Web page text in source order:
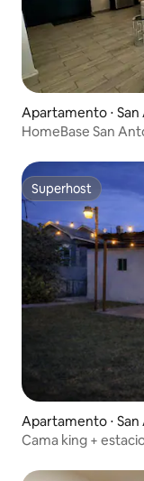
Apartamento ⋅
HomeBase San
Superhost
Superhost
Apartamento ⋅
Cama king +